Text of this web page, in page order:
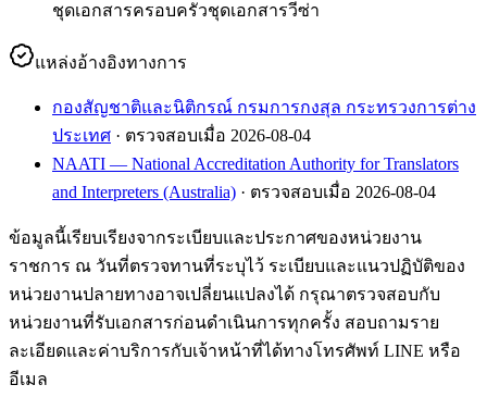
ชุดเอกสารครอบครัวชุดเอกสารวีซ่า
แหล่งอ้างอิงทางการ
กองสัญชาติและนิติกรณ์ กรมการกงสุล กระทรวงการต่าง
ประเทศ · ตรวจสอบเมื่อ 2026-08-04
NAATI — National Accreditation Authority for Translators
and Interpreters (Australia) · ตรวจสอบเมื่อ 2026-08-04
ข้อมูลนี้เรียบเรียงจากระเบียบและประกาศของหน่วยงาน
ราชการ ณ วันที่ตรวจทานที่ระบุไว้ ระเบียบและแนวปฏิบัติของ
หน่วยงานปลายทางอาจเปลี่ยนแปลงได้ กรุณาตรวจสอบกับ
หน่วยงานที่รับเอกสารก่อนดำเนินการทุกครั้ง สอบถามราย
ละเอียดและค่าบริการกับเจ้าหน้าที่ได้ทางโทรศัพท์ LINE หรือ
อีเมล